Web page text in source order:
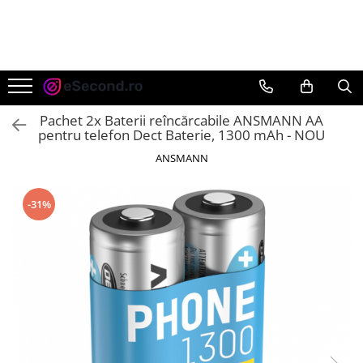
Auto Moto
Accesorii Auto
Anvelope & Jante
Electronice Auto
Intretinere & Cosmetica auto
Reparatii si echipamente auto
Trotinete electrice
Casa, Gradina & Bricolaj
Bucatarie & Servire
Pachet 2x Baterii reîncărcabile ANSMANN AA
pentru telefon Dect Baterie, 1300 mAh - NOU
ANSMANN
-31%